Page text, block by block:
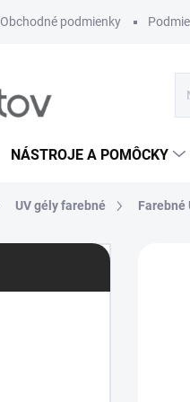
Obchodné podmienky
NÁSTROJE A POMÔCKY
UV gély farebné Farebné